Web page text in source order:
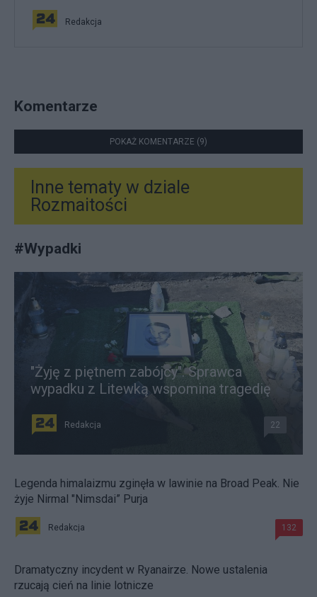
Redakcja
Komentarze
POKAŻ KOMENTARZE (9)
Inne tematy w dziale
Rozmaitości
#Wypadki
"Żyję z piętnem zabójcy". Sprawca
wypadku z Litewką wspomina tragedię
Redakcja 22
Legenda himalaizmu zginęła w lawinie na Broad Peak. Nie
żyje Nirmal "Nimsdai” Purja
Redakcja 132
Dramatyczny incydent w Ryanairze. Nowe ustalenia
rzucają cień na linie lotnicze